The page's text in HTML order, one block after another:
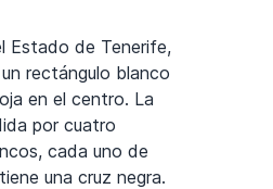
Estado de Tenerife,
rectángulo blanco
en el centro. La
por cuatro
cada uno de
una cruz negra.